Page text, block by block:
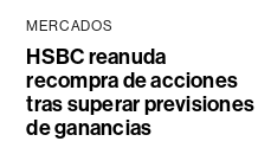
MERCADOS
HSBC reanuda
recompra de acciones
tras superar previsiones
de ganancias